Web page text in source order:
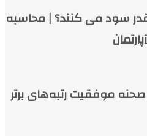
سود می کنند؟ | محاسبه
موفقیت رتبه‌های برتر